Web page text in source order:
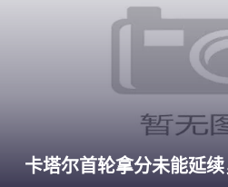
卡塔尔首轮拿分未能延